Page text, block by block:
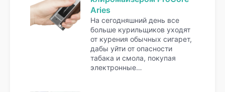
Aries
На сегодняшний день все
больше курильщиков уходят
от курения обычных сигарет,
дабы уйти от опасности
табака и смола, покупая
электронные…